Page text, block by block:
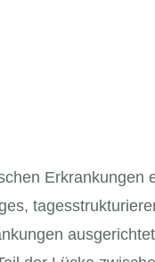
Erkrankungen